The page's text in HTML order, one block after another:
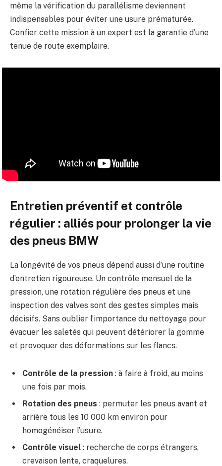
même la vérification du parallélisme deviennent
indispensables pour éviter une usure prématurée.
Confier cette mission à un expert est la garantie d’une
tenue de route exemplaire.
Entretien préventif et contrôle
régulier : alliés pour prolonger la vie
des pneus BMW
La longévité de vos pneus dépend aussi d’une routine
d’entretien rigoureuse. Un contrôle mensuel de la
pression, une rotation régulière des pneus et une
inspection des valves sont des gestes simples mais
décisifs. Sans oublier l’importance du nettoyage pour
évacuer les saletés qui peuvent détériorer la gomme
et provoquer des déformations sur les flancs.
Contrôle de la pression : à faire à froid, au moins
une fois par mois.
Rotation des pneus : permuter les pneus avant et
arrière tous les 10 000 km environ pour
homogénéiser l’usure.
Contrôle visuel : recherche de corps étrangers,
crevaison lente, craquelures.